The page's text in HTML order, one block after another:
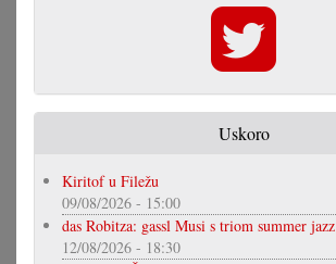
Uskoro
Kiritof u Filežu
09/08/2026 - 15:00
das Robitza: gassl Musi s triom summer jazz
12/08/2026 - 18:30